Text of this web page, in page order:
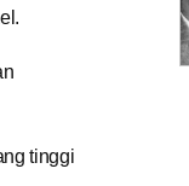
tinggi